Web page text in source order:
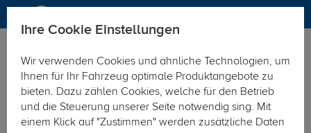
Hier geht's zur Fahrzeugübersicht: Mercedes Sprinter
Ihre Cookie Einstellungen
Wir verwenden Cookies und ähnliche Technologien, um
Ihnen für Ihr Fahrzeug optimale Produktangebote zu
bieten. Dazu zählen Cookies, welche für den Betrieb
und die Steuerung unserer Seite notwendig sing. Mit
einem Klick auf "Zustimmen" werden zusätzliche Daten